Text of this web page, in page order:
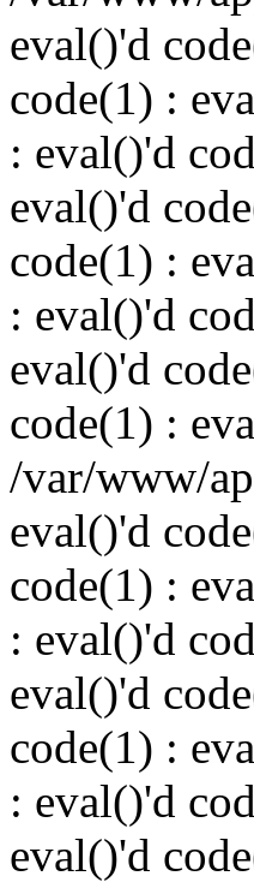
eval()'d
code(1) :
: eval()'d
eval()'d
code(1) :
: eval()'d
eval()'d
code(1) :
/var/www/
eval()'d
code(1) :
: eval()'d
eval()'d
code(1) :
: eval()'d
eval()'d